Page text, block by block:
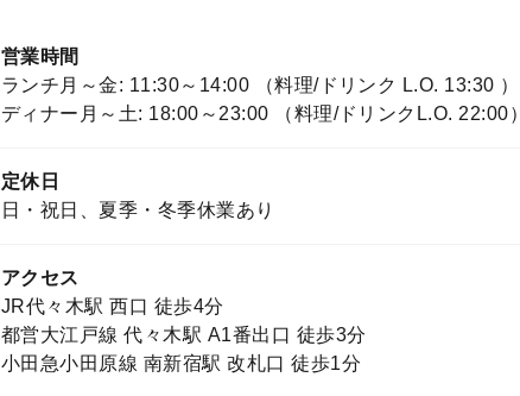
営業時間
ランチ月～金: 11:30～14:00 （料理/ドリンク L.O. 13:30 ）
ディナー月～土: 18:00～23:00 （料理/ドリンクL.O. 22:00）
定休日
日・祝日、夏季・冬季休業あり
アクセス
JR代々木駅 西口 徒歩4分
都営大江戸線 代々木駅 A1番出口 徒歩3分
小田急小田原線 南新宿駅 改札口 徒歩1分